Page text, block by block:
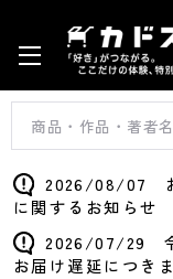
2026/08/07 お
に関するお知らせ
2026/07/29 令
お届け遅延につき